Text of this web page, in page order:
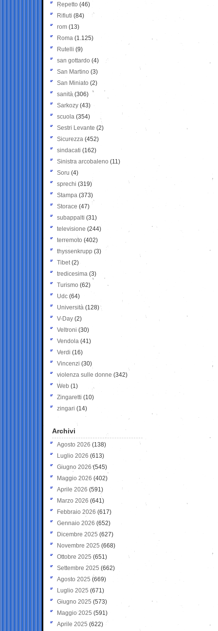
Repetto (46)
Rifiuti (84)
rom (13)
Roma (1.125)
Rutelli (9)
san gottardo (4)
San Martino (3)
San Miniato (2)
sanità (306)
Sarkozy (43)
scuola (354)
Sestri Levante (2)
Sicurezza (452)
sindacati (162)
Sinistra arcobaleno (11)
Soru (4)
sprechi (319)
Stampa (373)
Storace (47)
subappalti (31)
televisione(244)
terremoto (402)
thyssenkrupp (3)
Tibet(2)
tredicesima (3)
Turismo (62)
Udc (64)
Università (128)
V-Day (2)
Veltroni (30)
Vendola (41)
Verdi (16)
Vincenzi (30)
violenza sulle donne (342)
Web (1)
Zingaretti (10)
zingari (14)
Archivi
Agosto 2026 (138)
Luglio 2026 (613)
Giugno 2026 (545)
Maggio 2026 (402)
Aprile 2026 (591)
Marzo 2026 (641)
Febbraio 2026 (617)
Gennaio 2026 (652)
Dicembre 2025 (627)
Novembre 2025 (668)
Ottobre 2025 (651)
Settembre 2025 (662)
Agosto 2025 (669)
Luglio 2025 (671)
Giugno 2025 (573)
Maggio 2025 (591)
Aprile 2025 (622)